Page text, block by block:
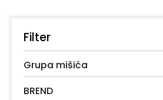
Sprave
vježbanje
Filter
Grupa mišića
BREND